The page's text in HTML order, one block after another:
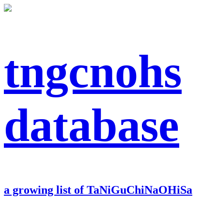
tngcnohs
database
a growing list of TaNiGuChiNaOHiSa